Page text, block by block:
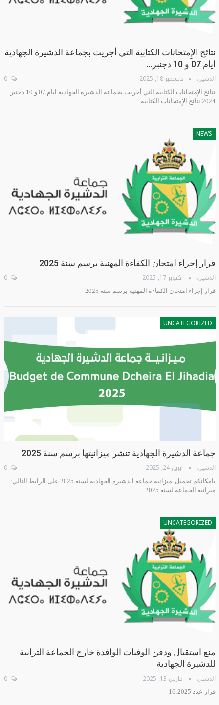
نتائج الإِمتحانات الكتابية التي أجريت بجماعة الدشيرة الجهادية
ايام 07 و 10 دجنبر…
الدشيرة ديسمبر 18, 2025 0
نتائج الإِمتحانات الكتابية التي أجريت بجماعة الدشيرة الجهادية ايام 07 و 10 دجنبر
2024 نتائج الإِمتحانات الكتابية…
NEWS
قرار إجراء امتحان الكفاءة المهنية برسم سنة 2025
الدشيرة أكتوبر 17, 2025 0
قرار إجراء امتحان الكفاءة المهنية برسم سنة 2025
UNCATEGORIZED
جماعة الدشيرة الجهادية تنشر ميزانيتها برسم سنة 2025
الدشيرة أبريل 24, 2025 0
بامكانكم تحميل ميزانية جماعة الدشيرة الجهادية لسنة 2025 على الرابط التالي:
ميزانية الجماعة لسنة 2025
UNCATEGORIZED
منع استقبال ودفن الوفيات الوافدة خارج الجماعة الترابية
للدشيرة الجهادية
الدشيرة مارس 13, 2025 0
قرار عدد 16:2025